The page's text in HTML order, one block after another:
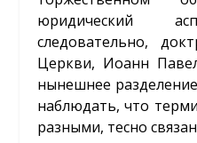
юридический
следовательно,
Церкви, Иоанн
нынешнее
наблюдать, что
разными, тесно